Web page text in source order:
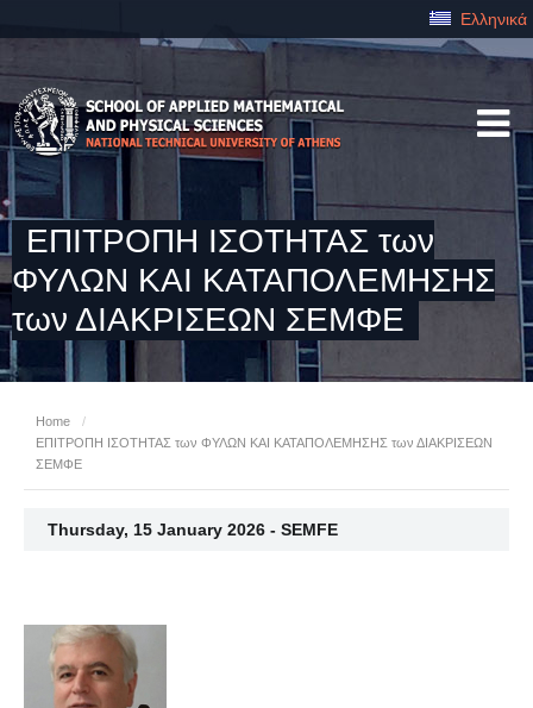
Ελληνικά
ΕΠΙΤΡΟΠΗ ΙΣΟΤΗΤΑΣ των
ΦΥΛΩΝ ΚΑΙ ΚΑΤΑΠΟΛΕΜΗΣΗΣ
των ΔΙΑΚΡΙΣΕΩΝ ΣΕΜΦΕ
Home
/
ΕΠΙΤΡΟΠΗ ΙΣΟΤΗΤΑΣ των ΦΥΛΩΝ ΚΑΙ ΚΑΤΑΠΟΛΕΜΗΣΗΣ των ΔΙΑΚΡΙΣΕΩΝ
ΣΕΜΦΕ
Thursday, 15 January 2026 - SEMFE